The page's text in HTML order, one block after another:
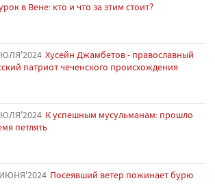
в Вене: кто и что за этим стоит?
Хусейн Джамбетов - православный
патриот чеченского происхождения
К успешным мусульманам: прошло
петлять
Посеявший ветер пожинает бурю